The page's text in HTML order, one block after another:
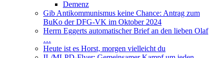
Demenz
Gib Antikommunismus keine Chance: Antrag zum
BuKo der DFG-VK im Oktober 2024
Herrn Eggerts automatischer Brief an den lieben Olaf
…
Heute ist es Horst, morgen vielleicht du